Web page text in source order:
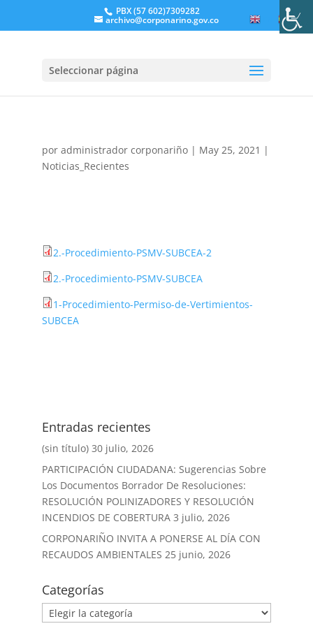
PBX (57 602)7309282
archivo@corponarino.gov.co
Seleccionar página
por administrador corponariño| May 25, 2021 |
Noticias_Recientes
2.-Procedimiento-PSMV-SUBCEA-2
2.-Procedimiento-PSMV-SUBCEA
1-Procedimiento-Permiso-de-Vertimientos-
SUBCEA
Entradas recientes
(sin título) 30 julio, 2026
PARTICIPACIÓN CIUDADANA: Sugerencias Sobre
Los Documentos Borrador De Resoluciones:
RESOLUCIÓN POLINIZADORES Y RESOLUCIÓN
INCENDIOS DE COBERTURA 3 julio, 2026
CORPONARIÑO INVITA A PONERSE AL DÍA CON
RECAUDOS AMBIENTALES 25 junio, 2026
Categorías
ES